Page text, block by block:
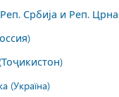
Србија и Реп.
(Україна)